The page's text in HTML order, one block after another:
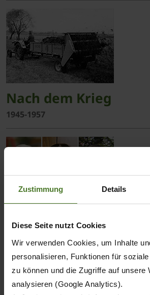
Zustimmung Details
Diese Seite nutzt Cookies
Wir verwenden Cookies, um Inhalte
personalisieren, Funktionen für
zu können und die Zugriffe auf unsere
analysieren (Google Analytics).
Nach dem Krieg
1945-1957
Die dritte Generation
1962-1973